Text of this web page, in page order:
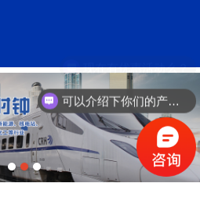
可以介绍下你们的产品么？
现在有优惠活动么？